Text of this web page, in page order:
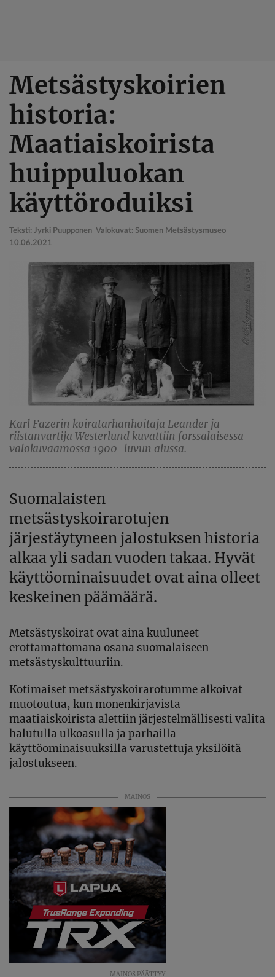
pääsisältöön
Metsästyskoirien
historia:
Maatiaiskoirista
huippuluokan
käyttöroduiksi
Teksti: Jyrki Puupponen Valokuvat: Suomen Metsästysmuseo
10.06.2021
Karl Fazerin koiratarhanhoitaja Leander ja
riistanvartija Westerlund kuvattiin forssalaisessa
valokuvaamossa 1900-luvun alussa.
Suomalaisten
metsästyskoirarotujen
järjestäytyneen jalostuksen historia
alkaa yli sadan vuoden takaa. Hyvät
käyttöominaisuudet ovat aina olleet
keskeinen päämäärä.
Metsästyskoirat ovat aina kuuluneet
erottamattomana osana suomalaiseen
metsästyskulttuuriin.
Kotimaiset metsästyskoirarotumme alkoivat
muotoutua, kun monenkirjavista
maatiaiskoirista alettiin järjestelmällisesti valita
halutulla ulkoasulla ja parhailla
käyttöominaisuuksilla varustettuja yksilöitä
jalostukseen.
MAINOS
MAINOS PÄÄTTYY